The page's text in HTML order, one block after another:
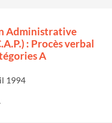
Administrative
: Procès verbal
A
1994